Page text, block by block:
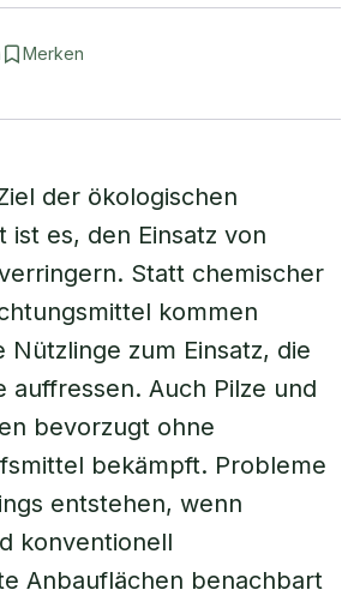
Merken
der ökologischen
ist es, den Einsatz von
Statt chemischer
kommen
Nützlinge zum Einsatz, die
auffressen. Auch Pilze und
bevorzugt ohne
bekämpft. Probleme
entstehen, wenn
konventionell
Anbauflächen benachbart